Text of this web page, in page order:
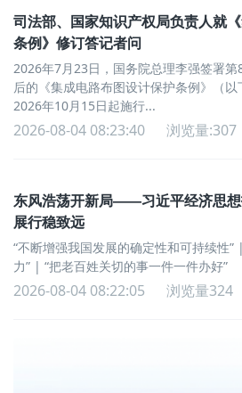
司法部、国家知识产权局负责人就
条例》修订答记者问
2026年7月23日，国务院总理李强签署
后的《集成电路布图设计保护条例》（
2026年10月15日起施行...
2026-08-04 08:23:40 浏览量:307
东风浩荡开新局——习近平经济思
展行稳致远
“不断增强我国发展的确定性和可持续性
力” | “把老百姓关切的事一件一件办好”
2026-08-04 08:22:05 浏览量324